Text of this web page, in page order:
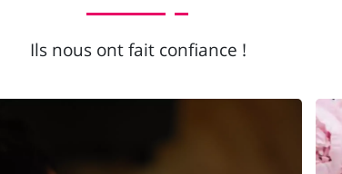
Ils nous ont fait confiance !